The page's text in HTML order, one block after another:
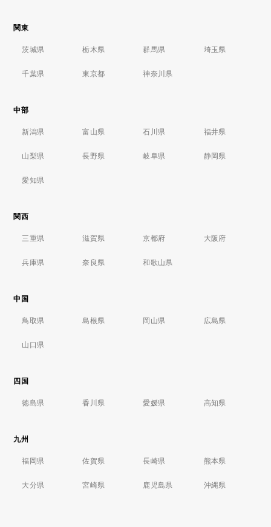
関東
茨城県 栃木県 群馬県 埼玉県
千葉県 東京都 神奈川県
中部
新潟県 富山県 石川県 福井県
山梨県 長野県 岐阜県 静岡県
愛知県
関西
三重県 滋賀県 京都府 大阪府
兵庫県 奈良県 和歌山県
中国
鳥取県 島根県 岡山県 広島県
山口県
四国
徳島県 香川県 愛媛県 高知県
九州
福岡県 佐賀県 長崎県 熊本県
大分県 宮崎県 鹿児島県 沖縄県